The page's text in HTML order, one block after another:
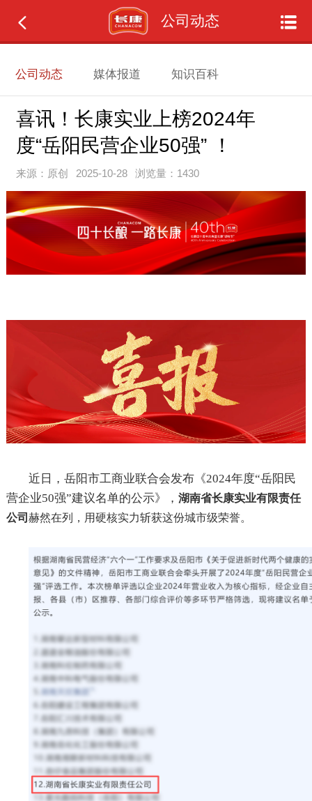
公司动态
公司动态 媒体报道 知识百科
喜讯！长康实业上榜2024年
度“岳阳民营企业50强” ！
来源：原创 2025-10-28 浏览量：1430
近日，岳阳市工商业联合会发布《2024年度“岳阳民
营企业50强”建议名单的公示》， 湖南省长康实业有限责任
公司 赫然在列，用硬核实力斩获这份城市级荣誉。